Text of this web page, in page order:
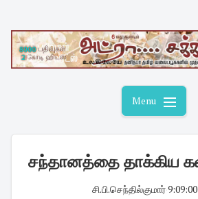
content
Menu
சந்தானத்தை தாக்கிய
சி.பி.செந்தில்குமார்